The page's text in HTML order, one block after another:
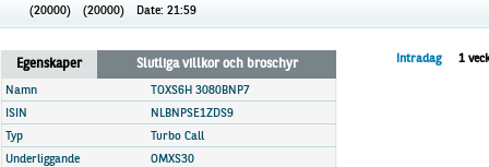
Nya produkter
Stoppade & förfallna produkter
Utsålda produkter
Knock-plocken
Kunskapscentra+
Hur handlar jag
Marknadsöversikt
(20000) (20000) Date: 21:59
Egenskaper Slutliga villkor och broschyr
Namn
TOXS6H 3080BNP7
ISIN
NLBNPSE1ZDS9
Typ
Turbo Call
Underliggande
OMXS30
Intradag 1